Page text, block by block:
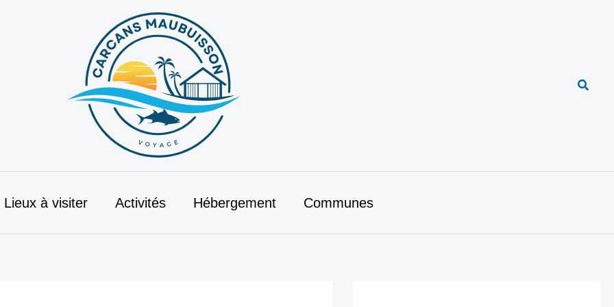
Lieux à visiter Activités Hébergement Communes